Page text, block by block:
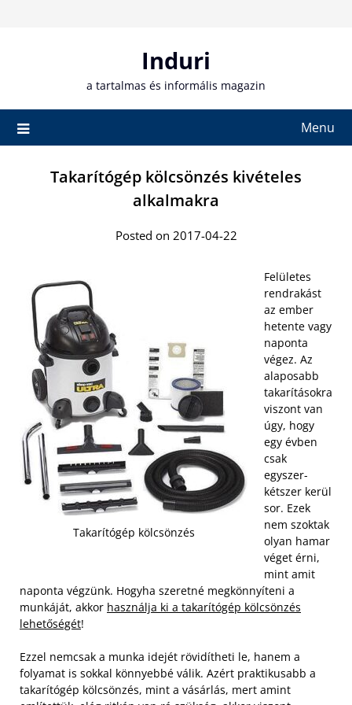
Induri
a tartalmas és informális magazin
Menu
Takarítógép kölcsönzés kivételes
alkalmakra
Posted on 2017-04-22
Takarítógép kölcsönzés
Felületes
rendrakást
az ember
hetente vagy
naponta
végez. Az
alaposabb
takarításokra
viszont van
úgy, hogy
egy évben
csak
egyszer-
kétszer kerül
sor. Ezek
nem szoktak
olyan hamar
véget érni,
mint amit
naponta végzünk. Hogyha szeretné megkönnyíteni a
munkáját, akkor használja ki a takarítógép kölcsönzés
lehetőségét!
Ezzel nemcsak a munka idejét rövidítheti le, hanem a
folyamat is sokkal könnyebbé válik. Azért praktikusabb a
takarítógép kölcsönzés, mint a vásárlás, mert amint